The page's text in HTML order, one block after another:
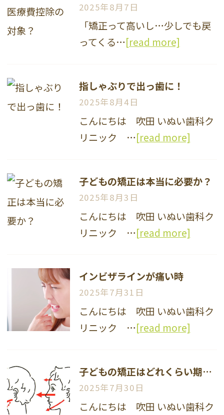
2025年8月7日
「矯正って高いし…少しでも戻
ってくる…[read more]
指しゃぶりで出っ歯に！
2025年8月4日
こんにちは 吹田 いぬい歯科ク
リニック …[read more]
子どもの矯正は本当に必要か？
2025年8月3日
こんにちは 吹田 いぬい歯科ク
リニック …[read more]
インビザラインが痛い時
2025年7月31日
こんにちは 吹田 いぬい歯科ク
リニック …[read more]
子どもの矯正はどれくらい期間がかかるの？
2025年7月30日
こんにちは 吹田 いぬい歯科ク